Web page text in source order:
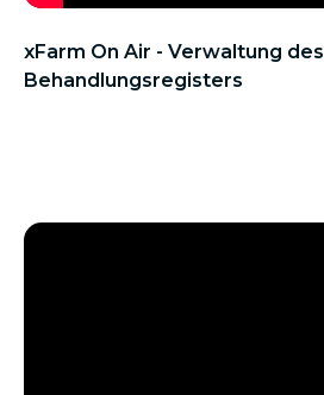
xFarm On Air - Verwaltung des
Behandlungsregisters